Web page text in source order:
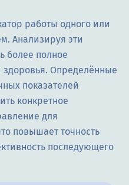
работы одного или
Анализируя эти
более полное
здоровья. Определённые
показателей
конкретное
для
повышает точность
последующего